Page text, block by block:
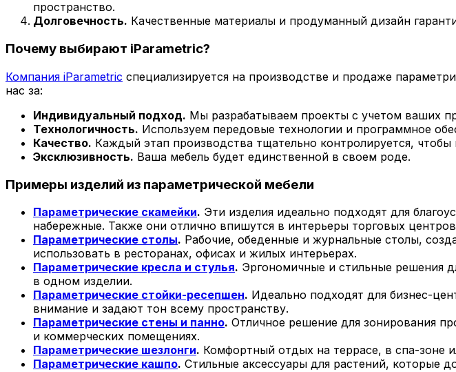
пространство.
Долговечность. Качественные материалы и продуманный дизайн
Почему выбирают iParametric?
Компания iParametric специализируется на производстве и продаже
нас за:
Индивидуальный подход. Мы разрабатываем проекты с учетом ваших
Технологичность. Используем передовые технологии и программное
Качество. Каждый этап производства тщательно контролируется,
Эксклюзивность. Ваша мебель будет единственной в своем роде.
Примеры изделий из параметрической мебели
Параметрические скамейки. Эти изделия идеально подходят для
набережные. Также они отлично впишутся в интерьеры торговых
Параметрические столы. Рабочие, обеденные и журнальные столы,
использовать в ресторанах, офисах и жилых интерьерах.
Параметрические кресла и стулья. Эргономичные и стильные решения
в одном изделии.
Параметрические стойки-ресепшен. Идеально подходят для бизнес-
внимание и задают тон всему пространству.
Параметрические стены и панно. Отличное решение для зонирования
и коммерческих помещениях.
Параметрические шезлонги. Комфортный отдых на террасе, в спа-зоне
Параметрические кашпо. Стильные аксессуары для растений, которые